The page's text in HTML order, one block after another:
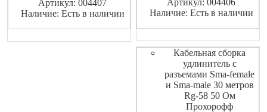
Артикул: 004407
Наличие: Есть в наличии
Артикул: 004406
Наличие: Есть в наличии
Кабельная сборка
удлинитель с
разъемами Sma-female
и Sma-male 30 метров
Rg-58 50 Ом
Прохорофф